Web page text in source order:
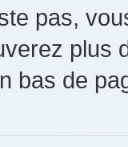
pas,
plus
bas de